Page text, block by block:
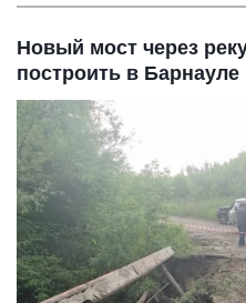
Новый мост через
построить в Барнауле